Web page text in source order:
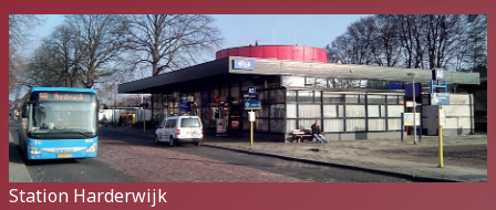
Station Harderwijk